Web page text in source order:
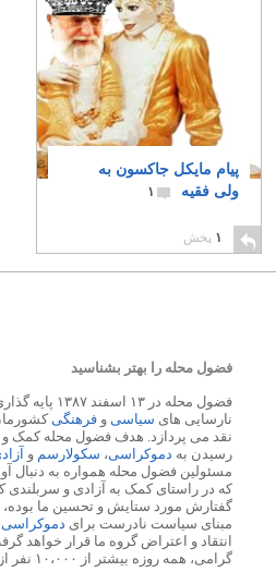
پیام مایکل جاکسون به
ولی فقیه
۱
۱ پخش
فضول محله را بهتر بشناسید
فضول محله در
نارسایی های سیاسی و فرهنگی
نقد می پردازد. هدف فضول محله کمک
رسیدن به دموکراسی، سکولارسم و
مسئولین فضول محله همواره به دنبال
که در راستای کمک به آزادی و
گفتارش مورد ستایش و تحسین ما بوده، و
مبنای سیاست نادرست برای دموکراسی
انتقاد و اعتراض گروه ما قرار خواهد
گرامی، همه روزه بیشتر از ۱۰،۰۰۰ نفر از این سایت دیدن می کنند.